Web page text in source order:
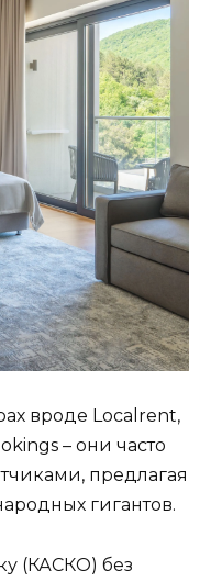
вроде Localrent,
– они часто
предлагая
гигантов.
(КАСКО) без